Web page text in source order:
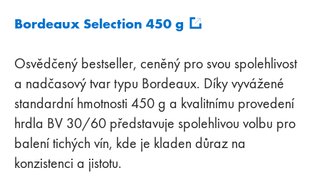
Bordeaux Selection 450 g
Osvědčený bestseller, ceněný pro svou spolehlivost
a nadčasový tvar typu Bordeaux. Díky vyvážené
standardní hmotnosti 450 g a kvalitnímu provedení
hrdla BV 30/60 představuje spolehlivou volbu pro
balení tichých vín, kde je kladen důraz na
konzistenci a jistotu.
Bordeaux NEWDECO 495 g
Bordeaux ALTA 380 g
Rheinwein 410 g
Rheinwein leicht 350g